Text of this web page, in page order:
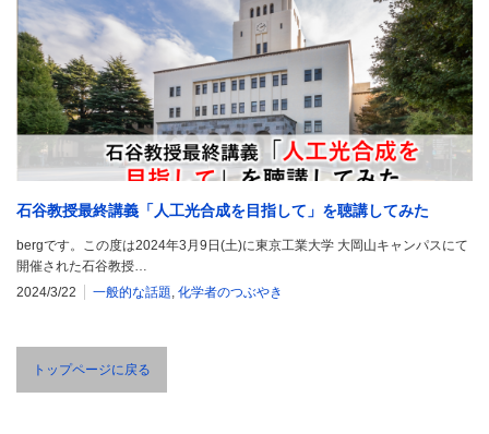
石谷教授最終講義「人工光合成を目指して」を聴講してみた
bergです。この度は2024年3月9日(土)に東京工業大学 大岡山キャンパスにて
開催された石谷教授…
2024/3/22
一般的な話題 化学者のつぶやき
トップページに戻る